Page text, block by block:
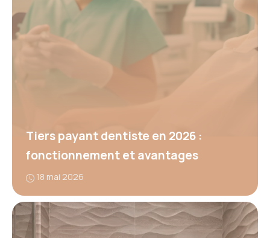
Tiers payant dentiste en 2026 :
fonctionnement et avantages
18 mai 2026